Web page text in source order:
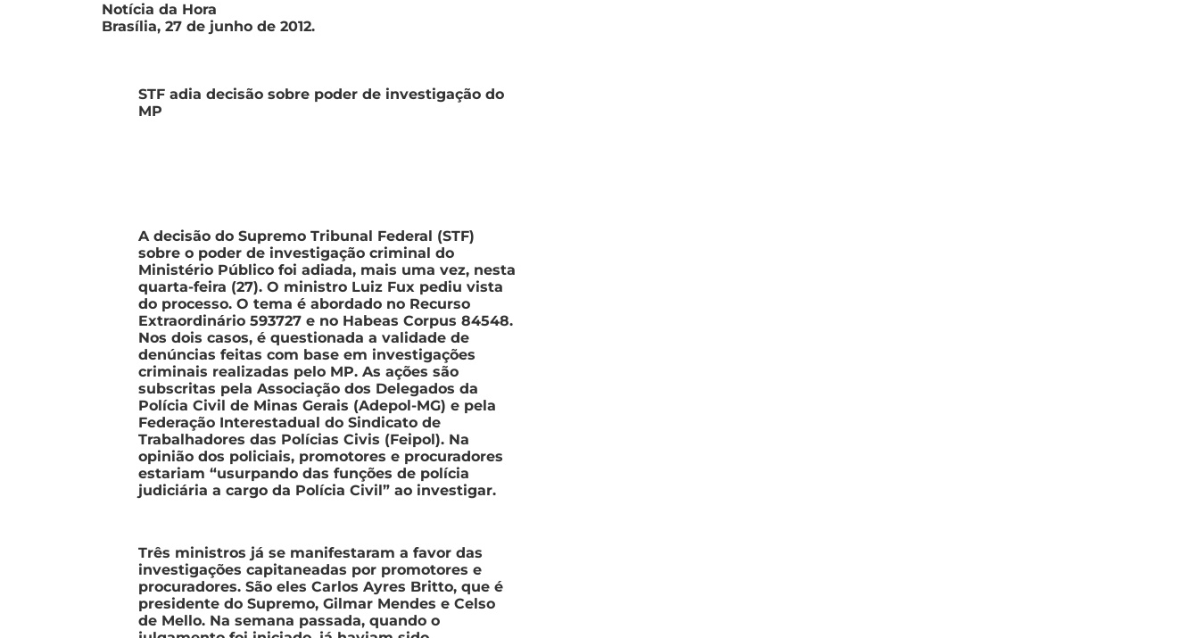
Notícia da Hora
Brasília, 27 de junho de 2012.
STF adia decisão sobre poder de investigação do
MP
A decisão do Supremo Tribunal Federal (STF)
sobre o poder de investigação criminal do
Ministério Público foi adiada, mais uma vez, nesta
quarta-feira (27). O ministro Luiz Fux pediu vista
do processo. O tema é abordado no Recurso
Extraordinário 593727 e no Habeas Corpus 84548.
Nos dois casos, é questionada a validade de
denúncias feitas com base em investigações
criminais realizadas pelo MP. As ações são
subscritas pela Associação dos Delegados da
Polícia Civil de Minas Gerais (Adepol-MG) e pela
Federação Interestadual do Sindicato de
Trabalhadores das Polícias Civis (Feipol). Na
opinião dos policiais, promotores e procuradores
estariam “usurpando das funções de polícia
judiciária a cargo da Polícia Civil” ao investigar.
Três ministros já se manifestaram a favor das
investigações capitaneadas por promotores e
procuradores. São eles Carlos Ayres Britto, que é
presidente do Supremo, Gilmar Mendes e Celso
de Mello. Na semana passada, quando o